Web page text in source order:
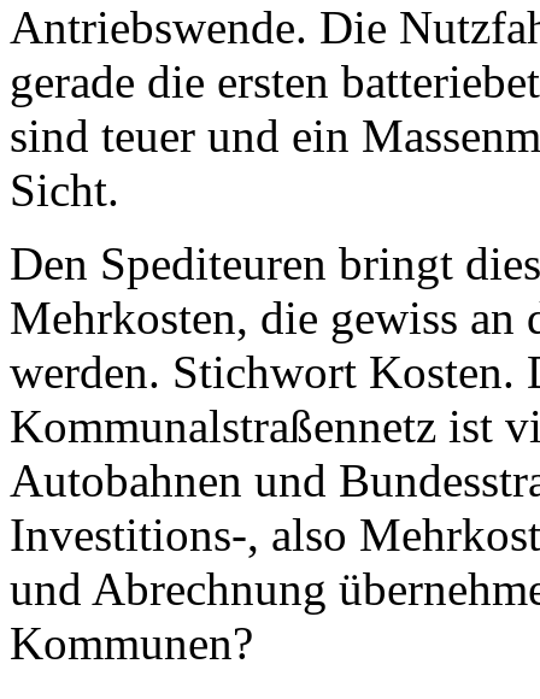
Antriebswende. Die
gerade die ersten
sind teuer und ein
Sicht.
Den Spediteuren bringt
Mehrkosten, die gewiss an
werden. Stichwort Kosten.
Kommunalstraßennetz ist
Autobahnen und
Investitions-, also
und Abrechnung
Kommunen?